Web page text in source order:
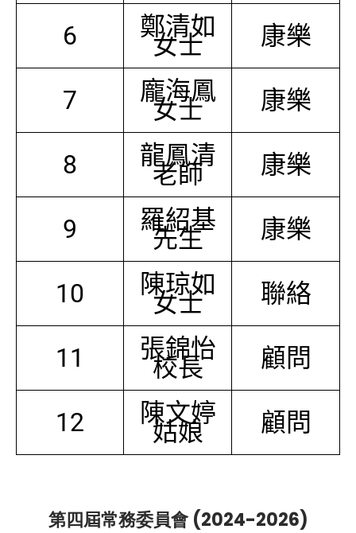
6 鄭清如
女士 康樂
7 龐海鳳
女士 康樂
8 龍鳳清
老師 康樂
9 羅紹基
先生 康樂
10 陳琼如
女士 聯絡
11 張錦怡
校長 顧問
12 陳文婷
姑娘 顧問
第四屆常務委員會 (2024-2026)